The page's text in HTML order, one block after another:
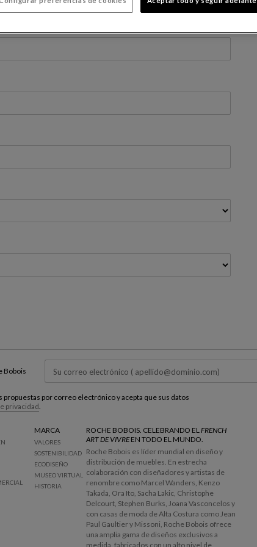
Bobois
por correo electrónico y acepta que sus datos
privacidad
MARCA
VALORES
SOSTENIBILIDAD
ECODISEÑO
MUSEO VIRTUAL
HISTORIA
ROCHE BOBOIS. CELEBRANDO EL FRENCH
ART DE VIVREEN TODO EL MUNDO.
Roche Bobois es líder mundial en diseño y
distribución de muebles. En estrecha
colaboración con diseñadores y artistas de
renombre como Marcel Wanders, Kenzo
Takada, Ora Ito, Sacha Lakic, Christophe
Delcourt, Stephen Burks, Joana Vasconcelos y
con casas de moda de Alta Costura como Jean
Paul Gaultier y Missoni, Roche Bobois ofrece
una amplia gama de diseños exclusivos a
medida, fabricados con un alto nivel de